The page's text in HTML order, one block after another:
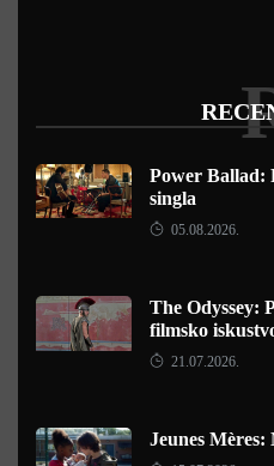
Power Ballad:
singla
05.08.2026.
The Odyssey:
filmsko
21.07.2026.
Jeunes